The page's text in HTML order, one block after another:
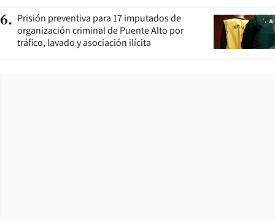
6. Prisión preventiva para 17 imputados de
organización criminal de Puente Alto por
tráfico, lavado y asociación ilícita